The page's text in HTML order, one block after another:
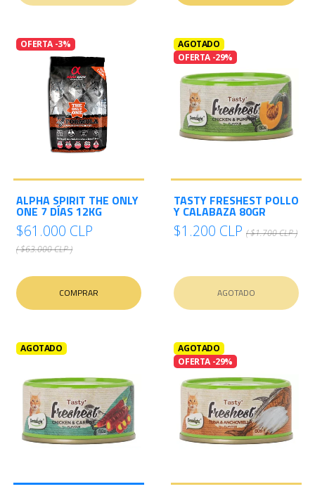
OFERTA -3%
ALPHA SPIRIT THE ONLY
ONE 7 DÍAS 12KG
$61.000 CLP
( $63.000 CLP )
COMPRAR
AGOTADO
OFERTA -29%
TASTY FRESHEST POLLO
Y CALABAZA 80GR
$1.200 CLP ( $1.700 CLP )
AGOTADO
AGOTADO
AGOTADO
OFERTA -29%